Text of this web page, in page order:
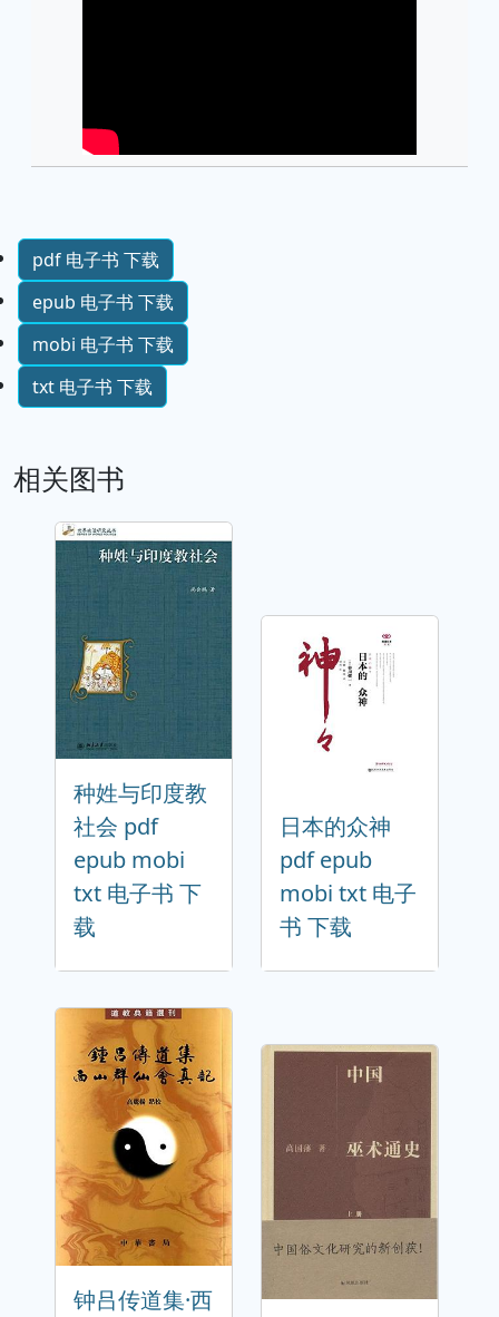
pdf 电子书 下载
epub 电子书 下载
mobi 电子书 下载
txt 电子书 下载
相关图书
种姓与印度教
社会 pdf
epub mobi
txt 电子书 下
载
日本的众神
pdf epub
mobi txt 电子
书 下载
钟吕传道集·西